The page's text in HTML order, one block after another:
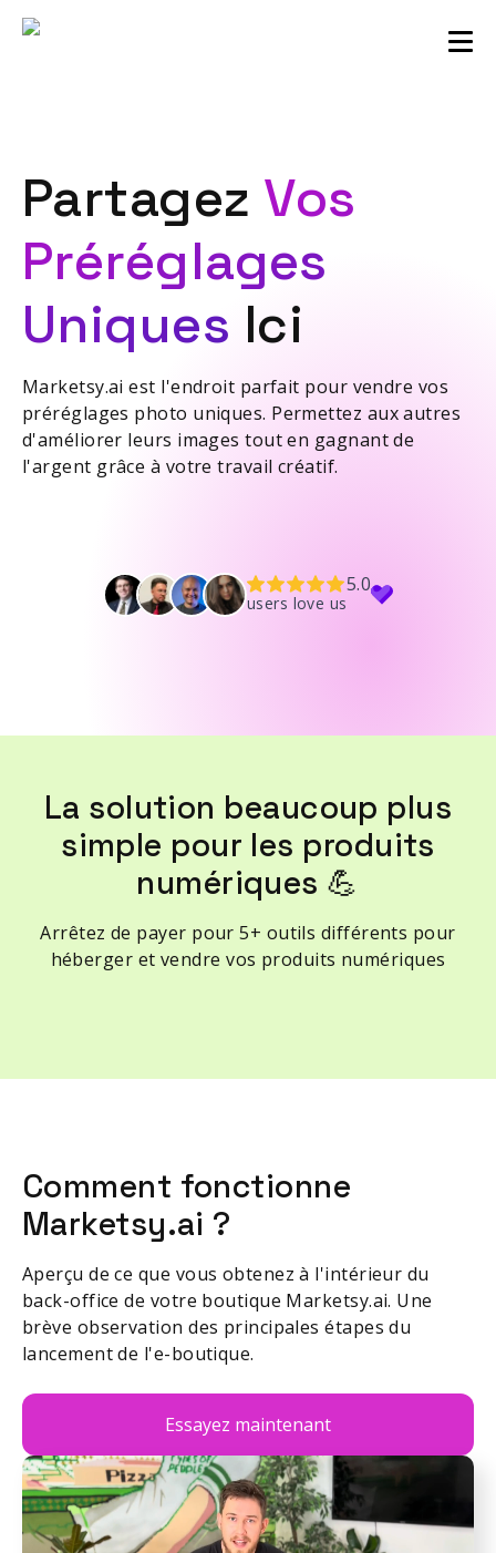
Partagez Vos
Préréglages
Uniques Ici
Marketsy.ai est l'endroit parfait pour vendre vos
préréglages photo uniques. Permettez aux autres
d'améliorer leurs images tout en gagnant de
l'argent grâce à votre travail créatif.
5.0
users love us
La solution beaucoup plus
simple pour les produits
numériques 💪
Arrêtez de payer pour 5+ outils différents pour
héberger et vendre vos produits numériques
Comment fonctionne
Marketsy.ai ?
Aperçu de ce que vous obtenez à l'intérieur du
back-office de votre boutique Marketsy.ai. Une
brève observation des principales étapes du
lancement de l'e-boutique.
Essayez maintenant